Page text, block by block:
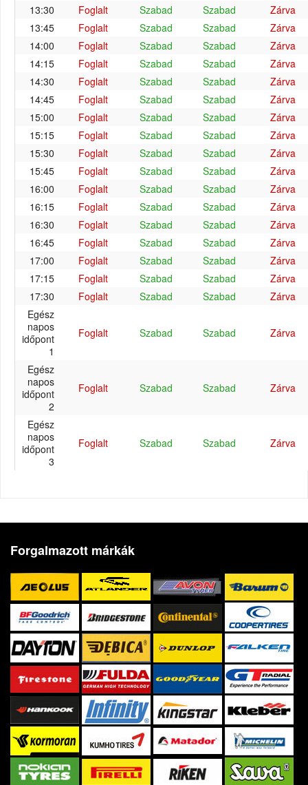
13:30
Foglalt Szabad Szabad
Zárva
13:45
Foglalt Szabad Szabad
Zárva
14:00
Foglalt Szabad Szabad
Zárva
14:15
Foglalt Szabad Szabad
Zárva
14:30
Foglalt Szabad Szabad
Zárva
14:45
Foglalt Szabad Szabad
Zárva
15:00
Foglalt Szabad Szabad
Zárva
15:15
Foglalt Szabad Szabad
Zárva
15:30
Foglalt Szabad Szabad
Zárva
15:45
Foglalt Szabad Szabad
Zárva
16:00
Foglalt Szabad Szabad
Zárva
16:15
Foglalt Szabad Szabad
Zárva
16:30
Foglalt Szabad Szabad
Zárva
16:45
Foglalt Szabad Szabad
Zárva
17:00
Foglalt Szabad Szabad
Zárva
17:15
Foglalt Szabad Szabad
Zárva
17:30
Foglalt Szabad Szabad
Zárva
Egész
napos
időpont
1
Foglalt Szabad Szabad Zárva
Egész
napos
időpont
2
Foglalt Szabad Szabad Zárva
Egész
napos
időpont
3
Foglalt Szabad Szabad Zárva
Forgalmazott márkák